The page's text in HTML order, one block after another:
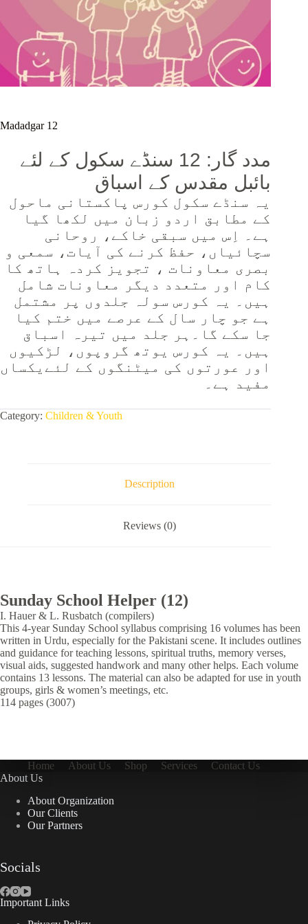
Madadgar 12
مدد گار: 12 سنڈے سکول کے لئے
بائبل مقدس کے اسباق
یہ سنڈے سکول کورس پاکستانی ماحول
کے مطابق اردو زبان میں لکھا گیا
ہے۔ اِس میں سبقی خاکے، روحانی
سچائیاں، حفظ کرنے کی آیات، سمعی و
بصری معاونات ، تجویز کردہ ہاتھ کا
کام اور متعدد دیگر معاونات شامل
ہیں۔ یہ کورس سولہ جلدوں پر مشتمل
ہے جو چار سال کے عرصے میں ختم کیا
جا سکے گا۔ہر جلد میں تیرہ اسباق
ہیں۔ یہ کورس یوتھ گروپوں، لڑکیوں
اور عورتوں کی میٹنگوں کے لئےیکساں
مفید ہے۔
Category: Children & Youth
Description
Reviews (0)
Sunday School Helper (12)
I. Hauer & L. Rusbatch (compilers)
This 4-year Sunday School syllabus comprising 16 volumes has been
written in Urdu, especially for the Pakistani scene. It includes outlines
and guidance for teaching lessons, spiritual truths, memory verses,
visual aids, suggested handwork and many other helps. Each volume
contains 13 lessons. The material can also be adapted for use in youth
groups, girls & women’s meetings, etc.
114 pages (3007)
Home About Us Shop Services
Contact Us
About Us
About Organization
Our Clients
Our Partners
Socials
Important Links